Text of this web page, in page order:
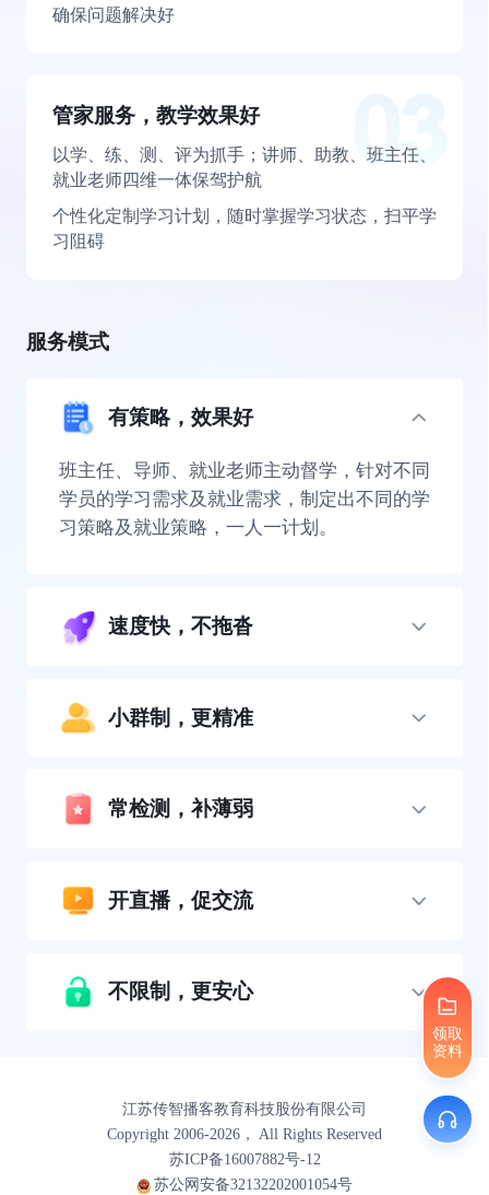
领取
资料
确保问题解决好
管家服务，教学效果好
以学、练、测、评为抓手；讲师、助教、班主任、
就业老师四维一体保驾护航
个性化定制学习计划，随时掌握学习状态，扫平学
习阻碍
服务模式
有策略，效果好
班主任、导师、就业老师主动督学，针对不同
学员的学习需求及就业需求，制定出不同的学
习策略及就业策略，一人一计划。
速度快，不拖沓
小群制，更精准
常检测，补薄弱
开直播，促交流
不限制，更安心
江苏传智播客教育科技股份有限公司
Copyright 2006-2026， All Rights Reserved
苏ICP备16007882号-12
苏公网安备32132202001054号